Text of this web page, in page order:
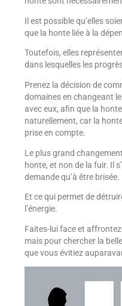
Il est possible qu’elles
que la honte liée à la
Toutefois, elles
dans lesquelles les
Prenez la décision de
domaines en changeant
avec eux, afin que la
naturellement, car la
prise en compte.
Le plus grand
honte, et non de la fuir. Il
demande qu’à être brisée.
Et ce qui permet de
l’énergie.
Faites-lui face et
mais pour chercher la
que vous évitiez